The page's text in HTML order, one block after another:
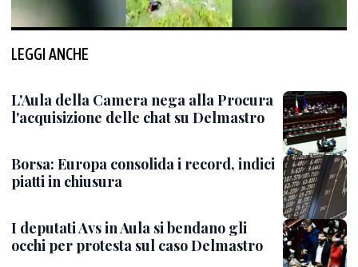
LEGGI ANCHE
L'Aula della Camera nega alla Procura
l'acquisizione delle chat su Delmastro
Borsa: Europa consolida i record, indici
piatti in chiusura
I deputati Avs in Aula si bendano gli
occhi per protesta sul caso Delmastro